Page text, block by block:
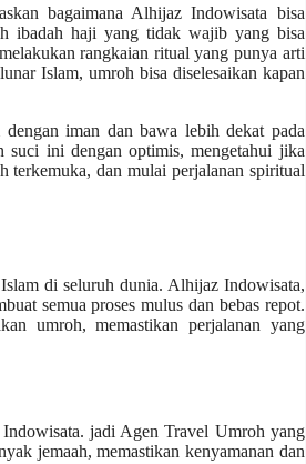
bagaimana Alhijaz Indowisata bisa
ibadah haji yang tidak wajib yang bisa
rangkaian ritual yang punya arti
Islam, umroh bisa diselesaikan kapan
iman dan bawa lebih dekat pada
suci ini dengan optimis, mengetahui jika
terkemuka, dan mulai perjalanan spiritual
di seluruh dunia. Alhijaz Indowisata,
semua proses mulus dan bebas repot.
umroh, memastikan perjalanan yang
jadi Agen Travel Umroh yang
jemaah, memastikan kenyamanan dan